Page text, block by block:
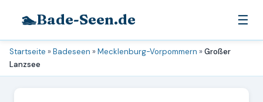
🏊Bade-Seen.de ☰
Startseite »Badeseen »Mecklenburg-Vorpommern »Großer
Lanzsee